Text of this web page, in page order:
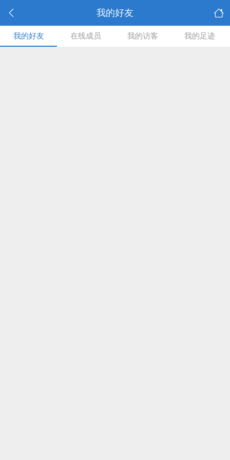
我的好友
我的好友 在线成员 我的访客 我的足迹